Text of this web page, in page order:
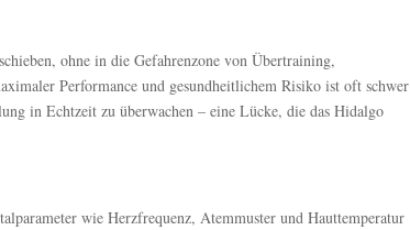
ohne in die Gefahrenzone von Übertraining,
Performance und gesundheitlichem Risiko ist oft schwer
in Echtzeit zu überwachen – eine Lücke, die das Hidalgo
wie Herzfrequenz, Atemmuster und Hauttemperatur